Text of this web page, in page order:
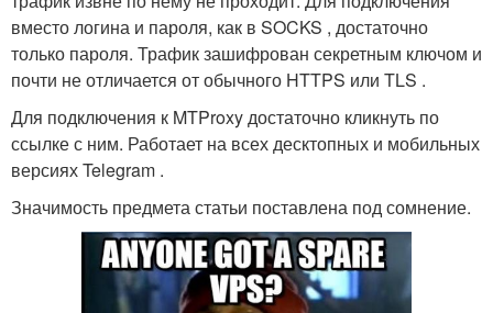
вместо логина и пароля, как в SOCKS , достаточно
только пароля. Трафик зашифрован секретным ключом и
почти не отличается от обычного HTTPS или TLS .
Для подключения к MTProxy достаточно кликнуть по
ссылке с ним. Работает на всех десктопных и мобильных
версиях Telegram .
Значимость предмета статьи поставлена под сомнение.